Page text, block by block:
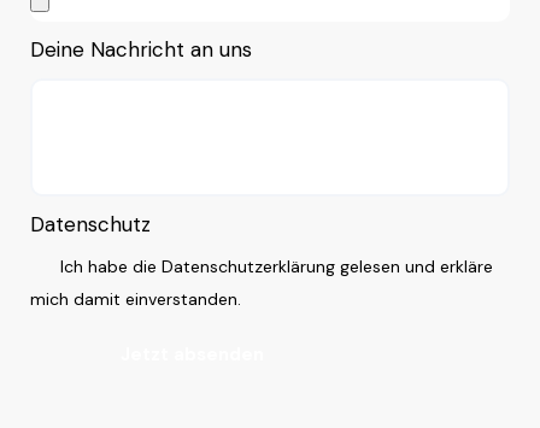
Deine Nachricht an uns
Datenschutz
Ich habe die Datenschutzerklärung gelesen und erkläre
mich damit einverstanden.